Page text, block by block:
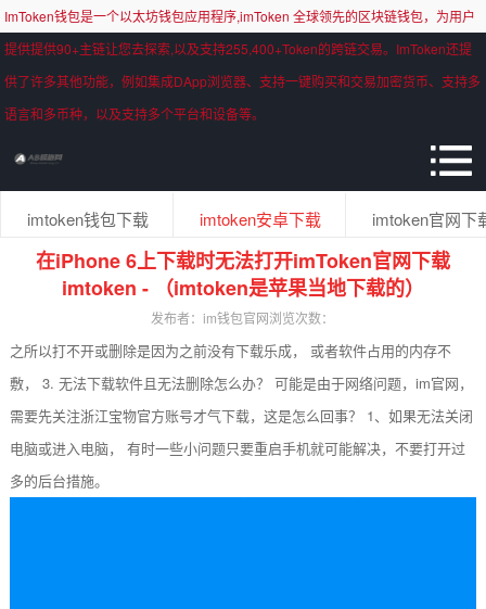
ImToken钱包是一个以太坊钱包应用程序,imToken 全球领先的区块链钱包，为用户
提供提供90+主链让您去探索,以及支持255,400+Token的跨链交易。ImToken还提
供了许多其他功能，例如集成DApp浏览器、支持一键购买和交易加密货币、支持多
语言和多币种，以及支持多个平台和设备等。
imtoken钱包下载 imtoken安卓下载 imtoken官网下
在iPhone 6上下载时无法打开imToken官网下载
imtoken - （imtoken是苹果当地下载的）
发布者：im钱包官网浏览次数：
之所以打不开或删除是因为之前没有下载乐成， 或者软件占用的内存不
敷， 3. 无法下载软件且无法删除怎么办？ 可能是由于网络问题，im官网，
需要先关注浙江宝物官方账号才气下载，这是怎么回事？ 1、如果无法关闭
电脑或进入电脑， 有时一些小问题只要重启手机就可能解决，不要打开过
多的后台措施。